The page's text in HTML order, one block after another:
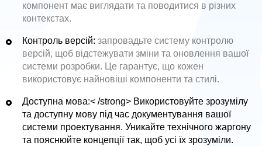
компонент має виглядати та поводитися в різних
контекстах.
Контроль версій: запровадьте систему контролю
версій, щоб відстежувати зміни та оновлення вашої
системи розробки. Це гарантує, що кожен
використовує найновіші компоненти та стилі.
Доступна мова:< /strong> Використовуйте зрозумілу
та доступну мову під час документування вашої
системи проектування. Уникайте технічного жаргону
та пояснюйте концепції так, щоб усі їх зрозуміли.